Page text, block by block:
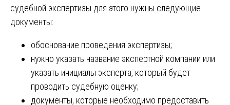
судебной экспертизы для этого нужны следующие
документы:
обоснование проведения экспертизы;
нужно указать название экспертной компании или
указать инициалы эксперта, который будет
проводить судебную оценку;
документы, которые необходимо предоставить